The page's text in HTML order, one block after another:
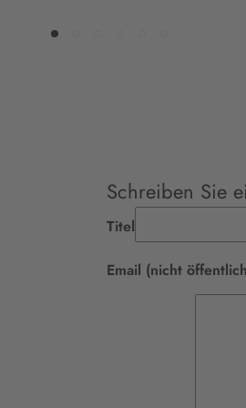
Schreiben Sie
Titel
Email (nicht